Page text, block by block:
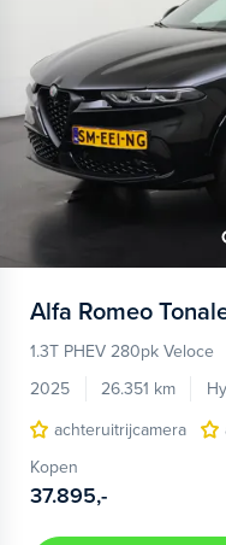
Alfa Romeo
1.3T PHEV 280pk Veloce
2025
26.351 km
achteruitrijcamera
Kopen
37.895,-